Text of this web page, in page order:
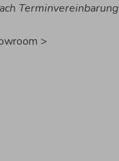
Terminvereinbarung
>